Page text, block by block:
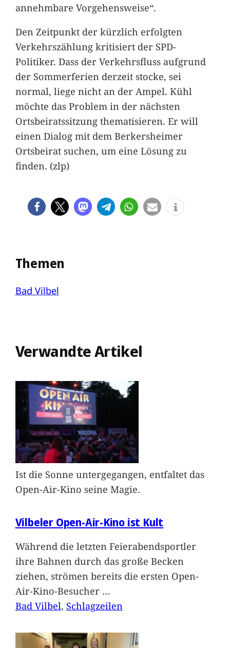
annehmbare Vorgehensweise“.
Den Zeitpunkt der kürzlich erfolgten
Verkehrszählung kritisiert der SPD-
Politiker. Dass der Verkehrsfluss aufgrund
der Sommerferien derzeit stocke, sei
normal, liege nicht an der Ampel. Kühl
möchte das Problem in der nächsten
Ortsbeiratssitzung thematisieren. Er will
einen Dialog mit dem Berkersheimer
Ortsbeirat suchen, um eine Lösung zu
finden. (zlp)
Themen
Bad Vilbel
Verwandte Artikel
Ist die Sonne untergegangen, entfaltet das
Open-Air-Kino seine Magie.
Vilbeler Open-Air-Kino ist Kult
Während die letzten Feierabendsportler
ihre Bahnen durch das große Becken
ziehen, strömen bereits die ersten Open-
Air-Kino-Besucher …
Bad Vilbel, Schlagzeilen